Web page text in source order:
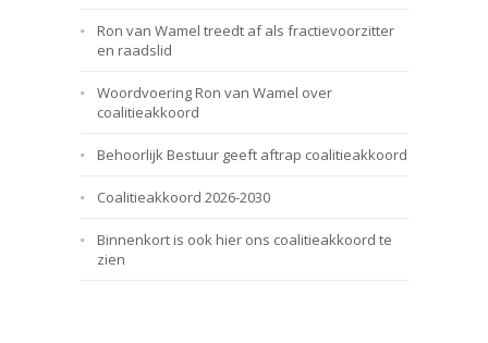
Ron van Wamel treedt af als fractievoorzitter
en raadslid
Woordvoering Ron van Wamel over
coalitieakkoord
Behoorlijk Bestuur geeft aftrap coalitieakkoord
Coalitieakkoord 2026-2030
Binnenkort is ook hier ons coalitieakkoord te
zien